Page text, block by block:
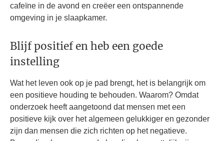
cafeïne in de avond en creëer een ontspannende
omgeving in je slaapkamer.
Blijf positief en heb een goede
instelling
Wat het leven ook op je pad brengt, het is belangrijk om
een ​​positieve houding te behouden. Waarom? Omdat
onderzoek heeft aangetoond dat mensen met een
positieve kijk over het algemeen gelukkiger en gezonder
zijn dan mensen die zich richten op het negatieve.